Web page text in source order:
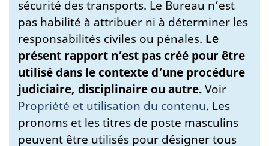
sécurité des transports. Le Bureau n’est
pas habilité à attribuer ni à déterminer les
responsabilités civiles ou pénales. Le
présent rapport n’est pas créé pour être
utilisé dans le contexte d’une procédure
judiciaire, disciplinaire ou autre.Voir
Propriété et utilisation du contenu. Les
pronoms et les titres de poste masculins
peuvent être utilisés pour désigner tous